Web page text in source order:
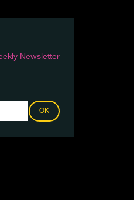
Newsletter
OK